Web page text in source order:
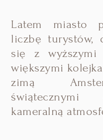
Latem miasto
liczbę turystów,
się z
większymi
zimą
świątecznymi
kameralną